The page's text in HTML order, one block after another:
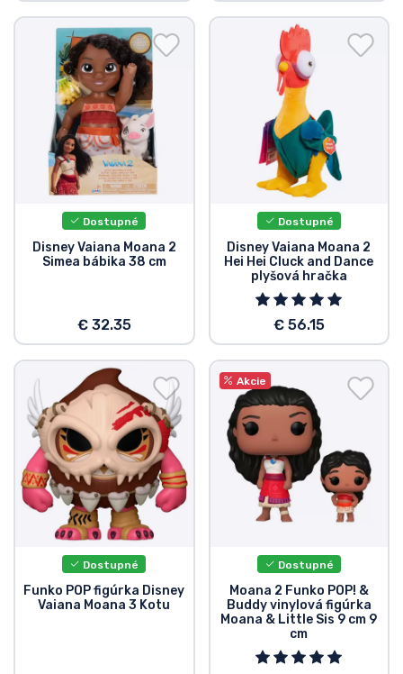
Dostupné
Disney Vaiana Moana 2
Simea bábika 38 cm
€ 32.35
Dostupné
Disney Vaiana Moana 2
Hei Hei Cluck and Dance
plyšová hračka
€ 56.15
Dostupné
Funko POP figúrka Disney
Vaiana Moana 3 Kotu
Akcie
Dostupné
Moana 2 Funko POP! &
Buddy vinylová figúrka
Moana & Little Sis 9 cm 9
cm